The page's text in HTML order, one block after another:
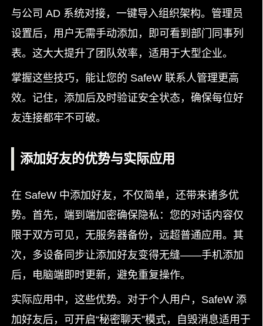
与公司 AD 系统对接，一键导入组织架构。管理员
设置后，用户无需手动添加，即可看到部门同事列
表。这大大提升了团队效率，适用于大型企业。
掌握这些技巧，能让您的 SafeW 联系人管理更高
效。记住，添加后及时验证安全状态，确保每位好
友连接都牢不可破。
添加好友的优势与实际应用
在 SafeW 中添加好友，不仅简单，还带来诸多优
势。首先，端到端加密确保隐私：您的对话内容仅
限于双方可见，无服务器备份，远超普通应用。其
次，多设备同步让添加好友变得无缝——手机添加
后，电脑端即时更新，避免重复操作。
实际应用中，这些优势。对于个人用户，SafeW 添
加好友后，可开启“秘密聊天”模式，自毁消息适用于